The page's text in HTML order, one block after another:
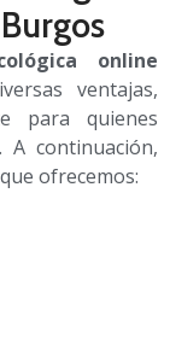
online
ventajas,
para quienes
. A continuación,
que ofrecemos: